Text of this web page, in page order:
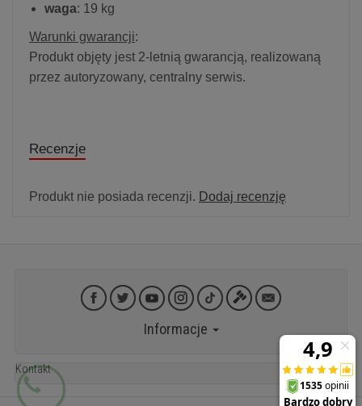
waga: 19 kg
Warunki gwarancji:
Produkt objęty jest 2-letnią gwarancją, realizowaną
przez autoryzowany, centralny serwis.
Recenzje
Produkt nie posiada recenzji. Dodaj recenzję
Informacje
Kontakt